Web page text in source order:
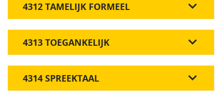
4312 TAMELIJK FORMEEL
4313 TOEGANKELIJK
4314 SPREEKTAAL